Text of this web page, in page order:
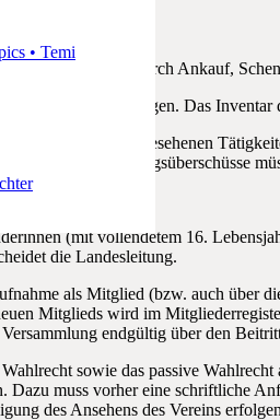
• Temi
aus:
Gütern, die durch Ankauf,
bestimmten Beträgen. Das
Vereinsstatut vorgesehenen
oder Verwaltungsüberschüsse
(mit vollendetem 16.
die Landesleitung.
als Mitglied (bzw. auch über
Mitglieds wird im
endgültig über den
sowie das passive
Dazu muss vorher eine schriftliche
des Ansehens des Vereins